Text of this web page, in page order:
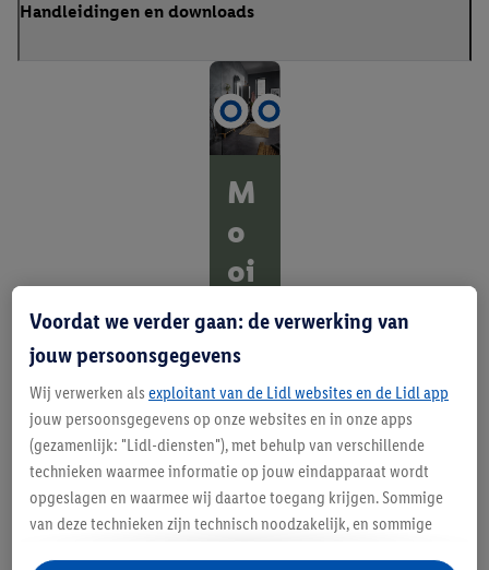
Handleidingen en downloads
M
o
oi
en
pr
ak
tis
ch
O
n
Voordat we verder gaan: de verwerking van
jouw persoonsgegevens
Wij verwerken als exploitant van de Lidl websites en de Lidl app
jouw persoonsgegevens op onze websites en in onze apps
(gezamenlijk: "Lidl-diensten"), met behulp van verschillende
technieken waarmee informatie op jouw eindapparaat wordt
opgeslagen en waarmee wij daartoe toegang krijgen. Sommige
van deze technieken zijn technisch noodzakelijk, en sommige